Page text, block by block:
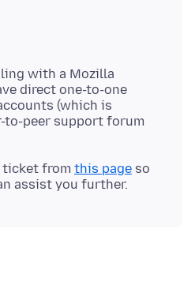
with a Mozilla
direct one-to-one
(which is
to-peer support forum
ticket from this page so